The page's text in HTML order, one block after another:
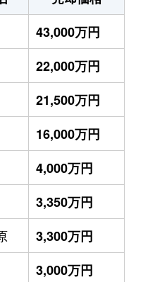
43,000万円
22,000万円
21,500万円
16,000万円
4,000万円
3,350万円
3,300万円
3,000万円